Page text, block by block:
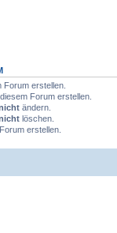
Forum erstellen.
Forum erstellen.
ändern.
löschen.
erstellen.